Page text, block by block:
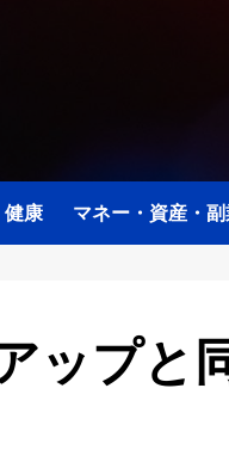
康 マネー・資産・
ップと